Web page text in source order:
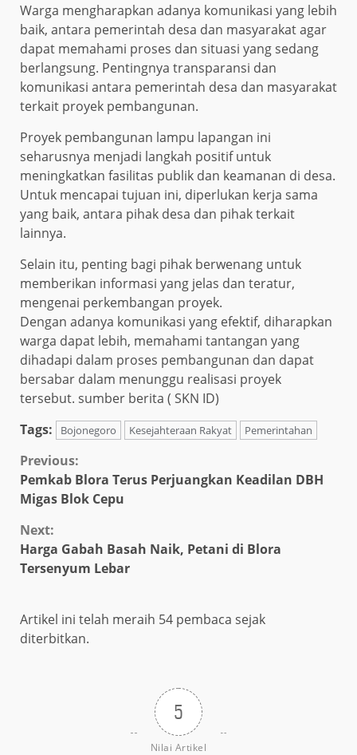
Warga mengharapkan adanya komunikasi yang lebih
baik, antara pemerintah desa dan masyarakat agar
dapat memahami proses dan situasi yang sedang
berlangsung. Pentingnya transparansi dan
komunikasi antara pemerintah desa dan masyarakat
terkait proyek pembangunan.
Proyek pembangunan lampu lapangan ini
seharusnya menjadi langkah positif untuk
meningkatkan fasilitas publik dan keamanan di desa.
Untuk mencapai tujuan ini, diperlukan kerja sama
yang baik, antara pihak desa dan pihak terkait
lainnya.
Selain itu, penting bagi pihak berwenang untuk
memberikan informasi yang jelas dan teratur,
mengenai perkembangan proyek.
Dengan adanya komunikasi yang efektif, diharapkan
warga dapat lebih, memahami tantangan yang
dihadapi dalam proses pembangunan dan dapat
bersabar dalam menunggu realisasi proyek
tersebut. sumber berita ( SKN ID)
Tags:
Bojonegoro Kesejahteraan Rakyat Pemerintahan
Continue
Reading
Previous:
Pemkab Blora Terus Perjuangkan Keadilan DBH
Migas Blok Cepu
Next:
Harga Gabah Basah Naik, Petani di Blora
Tersenyum Lebar
Artikel ini telah meraih 54 pembaca sejak
diterbitkan.
5
Nilai Artikel